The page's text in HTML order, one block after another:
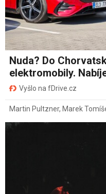
Nuda? Do
elektromobily.
Vyšlo na fDrive.cz
Martin Pultzner, Marek